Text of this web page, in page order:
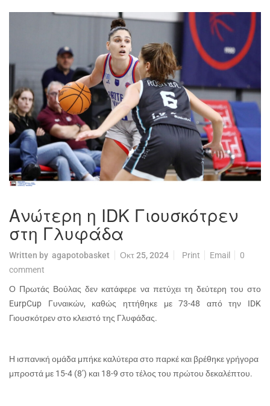
Ανώτερη η ΙDK Γιουσκότρεν
στη Γλυφάδα
Written by agapotobasket Οκτ 25, 2024 Print Email
0
comment
Ο Πρωτάς Βούλας δεν κατάφερε να πετύχει τη δεύτερη του στο
EurpCup Γυναικών, καθώς ηττήθηκε με 73-48 από την IDK
Γιουσκότρεν στο κλειστό της Γλυφάδας.
Η ισπανική ομάδα μπήκε καλύτερα στο παρκέ και βρέθηκε γρήγορα
μπροστά με 15-4 (8’) και 18-9 στο τέλος του πρώτου δεκαλέπτου.